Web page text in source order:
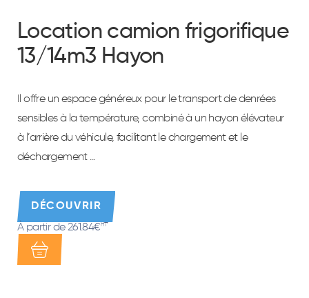
Location camion frigorifique
13/14m3 Hayon
Il offre un espace généreux pour le transport de denrées
sensibles à la température, combiné à un hayon élévateur
à l’arrière du véhicule, facilitant le chargement et le
déchargement ...
DÉCOUVRIR
À partir de 261.84€ HT*